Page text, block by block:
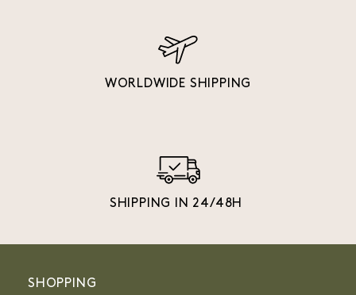
WORLDWIDE SHIPPING
SHIPPING IN 24/48H
SHOPPING